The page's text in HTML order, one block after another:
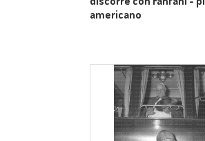
americano